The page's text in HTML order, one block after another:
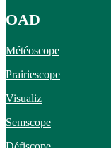
OAD
Météoscope
Prairiescope
Visualiz
Semscope